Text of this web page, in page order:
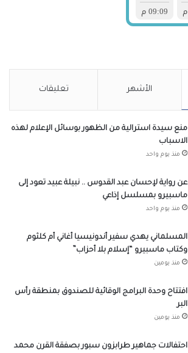
الأشهر تعليقات
منع سيدة استرالية من الظهور بوسائل الإعلام لهذه
الاسباب
منذ يوم واحد
عن رواية لإحسان عبد القدوس .. نبيلة عبيد تعود إلى
ماسبيرو بمسلسل إذاعي
منذ يوم واحد
المسلماني يهدي سفير أندونيسيا أغاني أم كلثوم
وكتاب ماسبيرو “إسلام بلا أحزاب”
منذ يومين
افتتاح وحدة البرامج الوقائية للصندوق بمنطقة رأس
البر
منذ يومين
احتفالات جماهير طرابزون سبور بصفقة القرن محمد